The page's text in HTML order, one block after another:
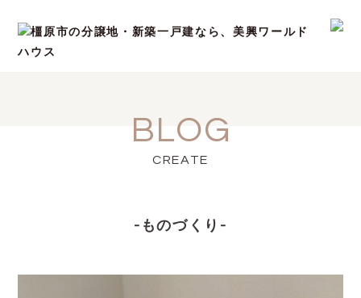
BLOG
CREATE
-ものづくり-